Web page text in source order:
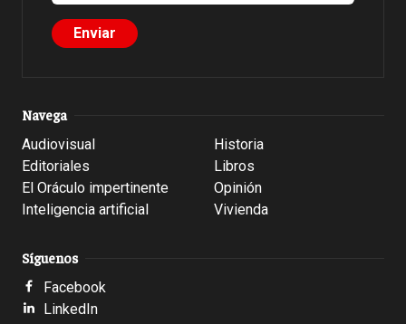
Navega
Audiovisual
Editoriales
El Oráculo impertinente
Inteligencia artificial
Historia
Libros
Opinión
Vivienda
Síguenos
Facebook
LinkedIn